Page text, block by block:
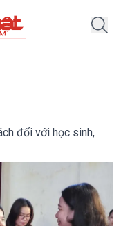
đối với học sinh,